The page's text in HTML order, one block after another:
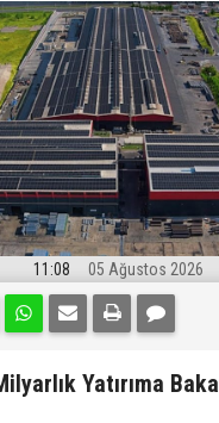
11:08 05 Ağustos 2026
Yatırıma